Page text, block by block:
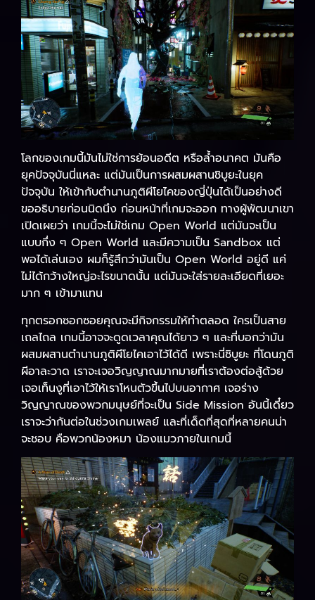
โลกของเกมนี้มันไม่ใช่การย้อนอดีต หรือล้ำอนาคต มันคือ
ยุคปัจจุบันนี่แหละ แต่มันเป็นการผสมผสานชิบูยะในยุค
ปัจจุบัน ให้เข้ากับตำนานภูติผีโยไคของญี่ปุ่นได้เป็นอย่างดี
ขออธิบายก่อนนิดนึง ก่อนหน้าที่เกมจะออก ทางผู้พัฒนาเขา
เปิดเผยว่า เกมนี้จะไม่ใช่เกม Open World แต่มันจะเป็น
แบบกึ่ง ๆ Open World และมีความเป็น Sandbox แต่
พอได้เล่นเอง ผมก็รู้สึกว่ามันเป็น Open World อยู่ดี แค่
ไม่ได้กว้างใหญ่อะไรขนาดนั้น แต่มันจะใส่รายละเอียดที่เยอะ
มาก ๆ เข้ามาแทน
ทุกตรอกซอกซอยคุณจะมีกิจกรรมให้ทำตลอด ใครเป็นสาย
เถลไถล เกมนี้อาจจะดูดเวลาคุณได้ยาว ๆ และที่บอกว่ามัน
ผสมผสานตำนานภูติผีโยไคเอาไว้ได้ดี เพราะนี่ชิบูยะ ที่โดนภูติ
ผีอาละวาด เราจะเจอวิญญาณมากมายที่เราต้องต่อสู้ด้วย
เจอเท็นงูที่เอาไว้ให้เราโหนตัวขึ้นไปบนอากาศ เจอร่าง
วิญญาณของพวกมนุษย์ที่จะเป็น Side Mission อันนี้เดี๋ยว
เราจะว่ากันต่อในช่วงเกมเพลย์ และที่เด็ดที่สุดที่หลายคนน่า
จะชอบ คือพวกน้องหมา น้องแมวภายในเกมนี้